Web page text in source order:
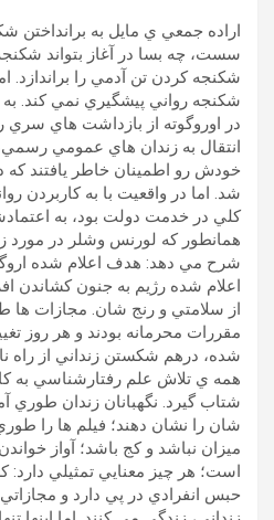
اراده جمعي ي مايل به برانداختن
سست، چه بسا در آغاز بتواند
شکنجه کردن تن آدمي را براندازد.
شکنجه رواني پيشگيري نمي کند. به
در اوروگوته از بازداشت هاي سري
انتقال به زندان هاي عمومي
خودش رو اطمينان خاطر يافتند که
شد. اما در واقعيت با به کاربردن
کلي در خدمت دولت بود، به
همانطور که لورنس وشلر در مورد
شرح مي دهد: هدف اعلام شده
اعلام شده رژيم به جنون کشاندن
از سلامتي و رنج شان. مجازات ها
مقررات محرمانه بودند و هر روز
شده، درهم شکستن زنداني از راه
همه ي تلاش علم رفتارشناسي به
شتاب گيرد. نگهبانان زندان طوري
شان را نشان دهند؛ فيلم ها را
ميزان نباشد و کج باشد؛ آواز
است؛ هر چيز معنايي تمثيلي
حبس انفرادي در پي دارد و